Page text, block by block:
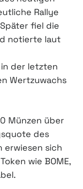
Rallye
fiel die
notierte laut
der letzten
Wertzuwachs
Münzen über
des
erwiesen sich
wie BOME,